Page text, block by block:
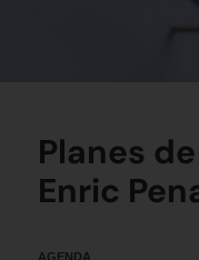
Planes
Enric
AGENDA